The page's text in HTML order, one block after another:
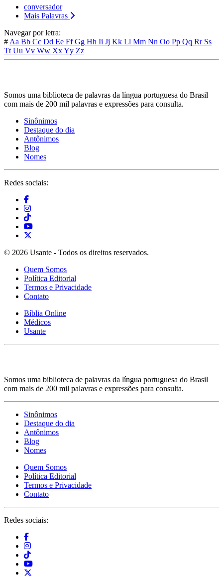
conversador
Mais Palavras
Navegar por letra:
# Aa Bb Cc Dd Ee FfGg Hh Ii Jj Kk Ll Mm Nn Oo Pp Qq Rr Ss
Tt Uu Vv Ww XxYy Zz
Somos uma biblioteca de palavras da língua portuguesa do Brasil
com mais de 200 mil palavras e expressões para consulta.
Sinônimos
Destaque do dia
Antônimos
Blog
Nomes
Redes sociais:
© 2026 Usante - Todos os direitos reservados.
Quem Somos
Política Editorial
Termos e Privacidade
Contato
Bíblia Online
Médicos
Usante
Somos uma biblioteca de palavras da língua portuguesa do Brasil
com mais de 200 mil palavras e expressões para consulta.
Sinônimos
Destaque do dia
Antônimos
Blog
Nomes
Quem Somos
Política Editorial
Termos e Privacidade
Contato
Redes sociais: